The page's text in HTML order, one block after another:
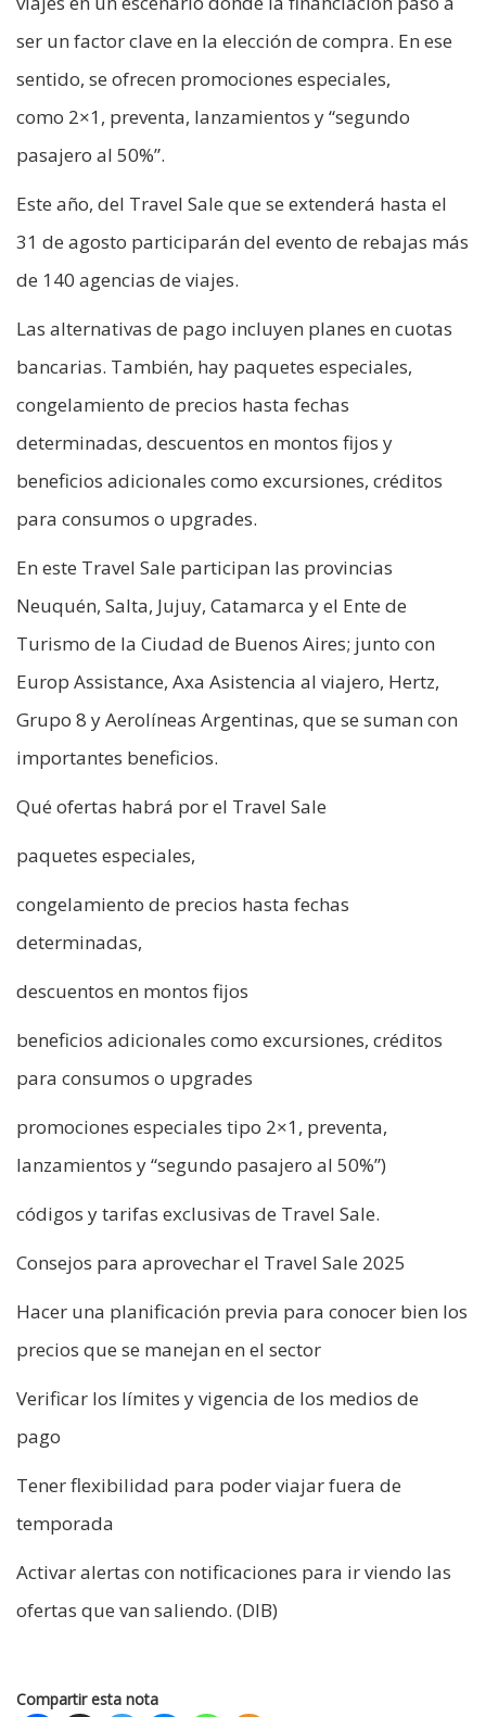
ser un factor clave en la elección de compra. En ese
sentido, se ofrecen promociones especiales,
como 2×1, preventa, lanzamientos y “segundo
pasajero al 50%”.
Este año, del Travel Sale que se extenderá hasta el
31 de agosto participarán del evento de rebajas más
de 140 agencias de viajes.
Las alternativas de pago incluyen planes en cuotas
bancarias. También, hay paquetes especiales,
congelamiento de precios hasta fechas
determinadas, descuentos en montos fijos y
beneficios adicionales como excursiones, créditos
para consumos o upgrades.
En este Travel Sale participan las provincias
Neuquén, Salta, Jujuy, Catamarca y el Ente de
Turismo de la Ciudad de Buenos Aires; junto con
Europ Assistance, Axa Asistencia al viajero, Hertz,
Grupo 8 y Aerolíneas Argentinas, que se suman con
importantes beneficios.
Qué ofertas habrá por el Travel Sale
paquetes especiales,
congelamiento de precios hasta fechas
determinadas,
descuentos en montos fijos
beneficios adicionales como excursiones, créditos
para consumos o upgrades
promociones especiales tipo 2×1, preventa,
lanzamientos y “segundo pasajero al 50%”)
códigos y tarifas exclusivas de Travel Sale.
Consejos para aprovechar el Travel Sale 2025
Hacer una planificación previa para conocer bien los
precios que se manejan en el sector
Verificar los límites y vigencia de los medios de
pago
Tener flexibilidad para poder viajar fuera de
temporada
Activar alertas con notificaciones para ir viendo las
ofertas que van saliendo. (DIB)
Compartir esta nota